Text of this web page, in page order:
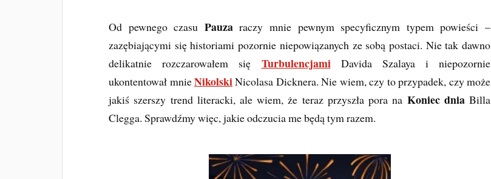
Od pewnego czasu Pauzaraczy mnie pewnym specyficznym typem powieści –
zazębiającymi się historiami pozornie niepowiązanych ze sobą postaci. Nie tak dawno
delikatnie rozczarowałem się TurbulencjamiDavida Szalaya i niepozornie
ukontentował mnieNikolskiNicolasa Dicknera. Nie wiem, czy to przypadek, czy może
jakiś szerszy trend literacki, ale wiem, że teraz przyszła pora na Koniec dniaBilla
Clegga. Sprawdźmy więc, jakie odczucia me będą tym razem.